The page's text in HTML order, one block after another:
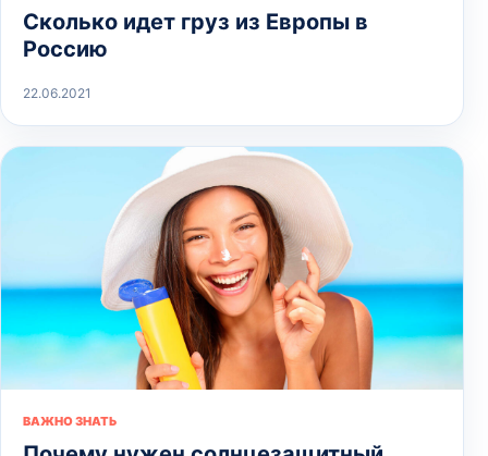
Сколько идет груз из Европы в
Россию
22.06.2021
ВАЖНО ЗНАТЬ